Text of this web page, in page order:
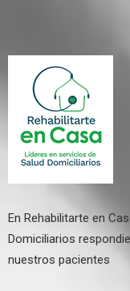
En Rehabilitarte en
Domiciliarios
nuestros pacientes